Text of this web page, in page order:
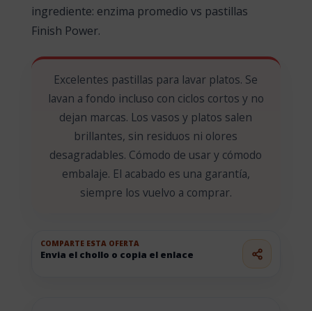
ingrediente: enzima promedio vs pastillas
Finish Power.
Excelentes pastillas para lavar platos. Se
lavan a fondo incluso con ciclos cortos y no
dejan marcas. Los vasos y platos salen
brillantes, sin residuos ni olores
desagradables. Cómodo de usar y cómodo
embalaje. El acabado es una garantía,
siempre los vuelvo a comprar.
COMPARTE ESTA OFERTA
Envia el chollo o copia el enlace